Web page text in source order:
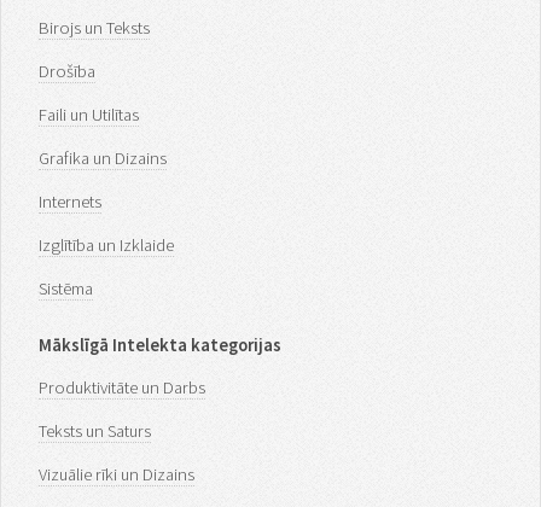
Birojs un Teksts
Drošība
Faili un Utilītas
Grafika un Dizains
Internets
Izglītība un Izklaide
Sistēma
Mākslīgā Intelekta kategorijas
Produktivitāte un Darbs
Teksts un Saturs
Vizuālie rīki un Dizains